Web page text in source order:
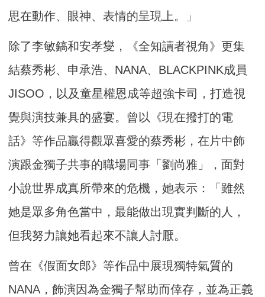
思在動作、眼神、表情的呈現上。」
除了李敏鎬和安孝燮，《全知讀者視角》更集
結蔡秀彬、申承浩、NANA、BLACKPINK成員
JISOO，以及童星權恩成等超強卡司，打造視
覺與演技兼具的盛宴。曾以《現在撥打的電
話》等作品贏得觀眾喜愛的蔡秀彬，在片中飾
演跟金獨子共事的職場同事「劉尚雅」，面對
小說世界成真所帶來的危機，她表示：「雖然
她是眾多角色當中，最能做出現實判斷的人，
但我努力讓她看起來不讓人討厭。
曾在《假面女郎》等作品中展現獨特氣質的
NANA，飾演因為金獨子幫助而倖存，並為正義